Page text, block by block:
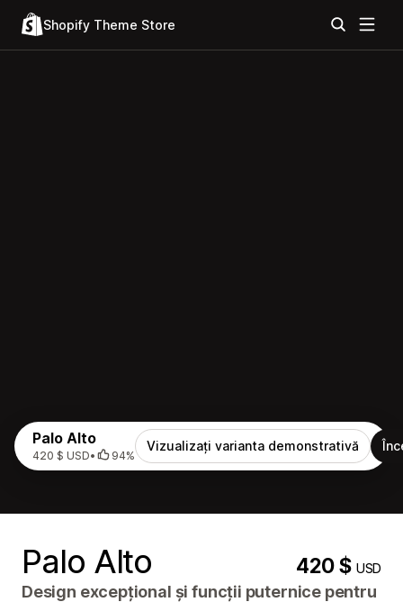
Shopify Theme Store
Palo Alto
420 $ USD• 94%
Vizualizați varianta demonstrativă
Palo Alto 420 $USD
Design excepțional și funcții puternice pentru